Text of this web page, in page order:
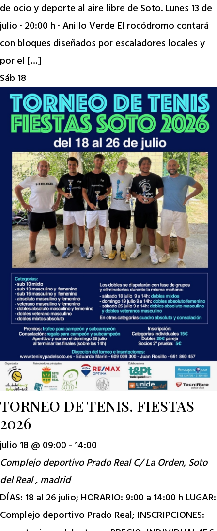
de ocio y deporte al aire libre de Soto. Lunes 13 de
julio · 20:00 h · Anillo Verde El rocódromo contará
con bloques diseñados por escaladores locales y
por el […]
Sáb 18
TORNEO DE TENIS. FIESTAS
2026
julio 18 @ 09:00 - 14:00
Complejo deportivo Prado RealC/ La Orden, Soto
del Real , madrid
DÍAS: 18 al 26 julio; HORARIO: 9:00 a 14:00 h LUGAR:
Complejo deportivo Prado Real; INSCRIPCIONES: